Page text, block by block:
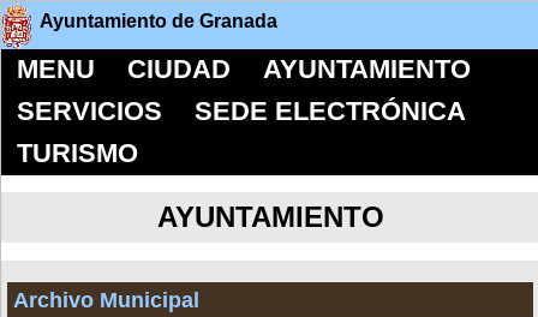
Ayuntamiento de Granada
MENU CIUDAD
AYUNTAMIENTO
SERVICIOS
SEDE ELECTRÓNICA
TURISMO
AYUNTAMIENTO
Archivo Municipal